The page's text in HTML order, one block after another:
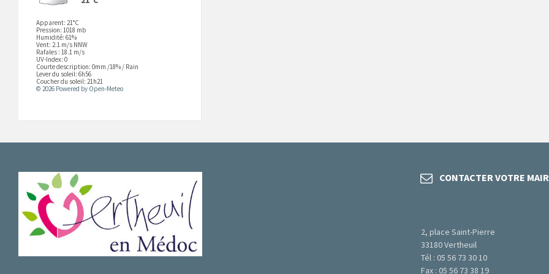
Apparent: 21°C
Pression: 1018 mb
Humidité: 61%
Vent: 2.1 m/s NNW
Rafales : 18.1 m/s
UV-Index: 0
Courte description: 0mm /18% / Rain
Lever du soleil: 6h56
Coucher du soleil: 21h21
© 2026 Powered by Open-Meteo
CONTACTER VOTRE
2, place Saint-Pierre
33180 Vertheuil
Tél : 05 56 73 30 10
Fax : 05 56 73 38 19